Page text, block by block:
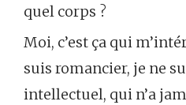
quel corps ?
Moi, c’est ça qui
suis romancier, je ne
intellectuel, qui n’a